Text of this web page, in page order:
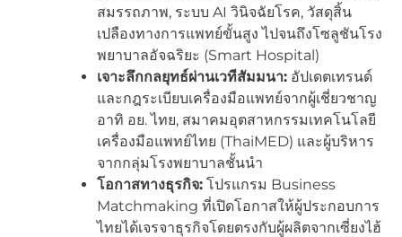
สมรรถภาพ, ระบบ AI วินิจฉัยโรค, วัสดุสิ้น
เปลืองทางการแพทย์ขั้นสูง ไปจนถึงโซลูชันโรง
พยาบาลอัจฉริยะ (Smart Hospital)
เจาะลึกกลยุทธ์ผ่านเวทีสัมมนา: อัปเดตเทรนด์
และกฎระเบียบเครื่องมือแพทย์จากผู้เชี่ยวชาญ
อาทิ อย. ไทย, สมาคมอุตสาหกรรมเทคโนโลยี
เครื่องมือแพทย์ไทย (ThaiMED) และผู้บริหาร
จากกลุ่มโรงพยาบาลชั้นนำ
โอกาสทางธุรกิจ: โปรแกรม Business
Matchmaking ที่เปิดโอกาสให้ผู้ประกอบการ
ไทยได้เจรจาธุรกิจโดยตรงกับผู้ผลิตจากเซี่ยงไฮ้